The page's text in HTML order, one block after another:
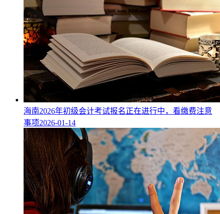
海南2026年初级会计考试报名正在进行中，看缴费注意
事项2026-01-14